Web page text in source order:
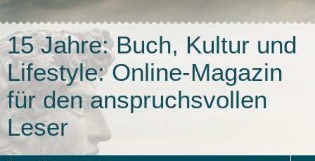
15 Jahre: Buch, Kultur und
Lifestyle: Online-Magazin
für den anspruchsvollen
Leser